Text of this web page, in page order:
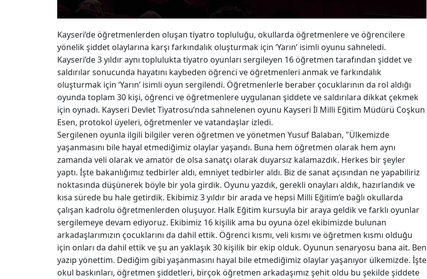
Kayseri’de öğretmenlerden oluşan tiyatro topluluğu, okullarda öğretmenlere ve öğrencilere
yönelik şiddet olaylarına karşı farkındalık oluşturmak için ‘Yarın’ isimli oyunu sahneledi.
Kayseri’de 3 yıldır aynı toplulukta tiyatro oyunları sergileyen 16 öğretmen tarafından şiddet ve
saldırılar sonucunda hayatını kaybeden öğrenci ve öğretmenleri anmak ve farkındalık
oluşturmak için ‘Yarın’ isimli oyun sergilendi. Öğretmenlerle beraber çocuklarının da rol aldığı
oyunda toplam 30 kişi, öğrenci ve öğretmenlere uygulanan şiddete ve saldırılara dikkat çekmek
için oynadı. Kayseri Devlet Tiyatrosu’nda sahnelenen oyunu Kayseri İl Milli Eğitim Müdürü Coşkun
Esen, protokol üyeleri, öğretmenler ve vatandaşlar izledi.
Sergilenen oyunla ilgili bilgiler veren öğretmen ve yönetmen Yusuf Balaban, "Ülkemizde
yaşanmasını bile hayal etmediğimiz olaylar yaşandı. Buna hem öğretmen olarak hem aynı
zamanda veli olarak ve amatör de olsa sanatçı olarak duyarsız kalamazdık. Herkes bir şeyler
yaptı. İşte bakanlığımız tedbirler aldı, emniyet tedbirler aldı. Biz de sanat açısından ne yapabiliriz
noktasında düşünerek böyle bir yola girdik. Oyunu yazdık, gerekli onayları aldık, hazırlandık ve
kısa sürede bu hale getirdik. Ekibimiz 3 yıldır bir arada ve hepsi Milli Eğitim’e bağlı okullarda
çalışan kadrolu öğretmenlerden oluşuyor. Halk Eğitim kursuyla bir araya geldik ve farklı oyunlar
sergilemeye devam ediyoruz. Ekibimiz 16 kişilik ama bu oyuna özel ekibimizde bulunan
arkadaşlarımızın çocuklarını da dahil ettik. Öğrenci kısmı, veli kısmı ve öğretmen kısmı olduğu
için onları da dahil ettik ve şu an yaklaşık 30 kişilik bir ekip olduk. Oyunun senaryosu bana ait. Ben
yazıp yönettim. Dediğim gibi yaşanmasını hayal bile etmediğimiz olaylar yaşanıyor ülkemizde. İşte
okul baskınları, öğretmen şiddetleri, birçok öğretmen arkadaşımız şehit oldu bu şekilde şiddete